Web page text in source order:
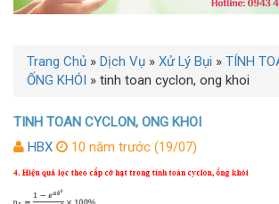
Trang Chủ » Dịch Vụ » Xử Lý Bụi » TÍNH
ỐNG KHÓI » tinh toan cyclon, ong khoi
TINH TOAN CYCLON, ONG KHOI
HBX
10 năm trước (19/07)